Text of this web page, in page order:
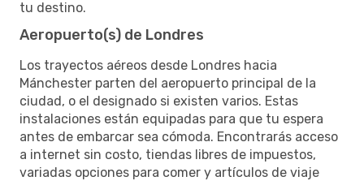
tu destino.
Aeropuerto(s) de Londres
Los trayectos aéreos desde Londres hacia
Mánchester parten del aeropuerto principal de la
ciudad, o el designado si existen varios. Estas
instalaciones están equipadas para que tu espera
antes de embarcar sea cómoda. Encontrarás acceso
a internet sin costo, tiendas libres de impuestos,
variadas opciones para comer y artículos de viaje